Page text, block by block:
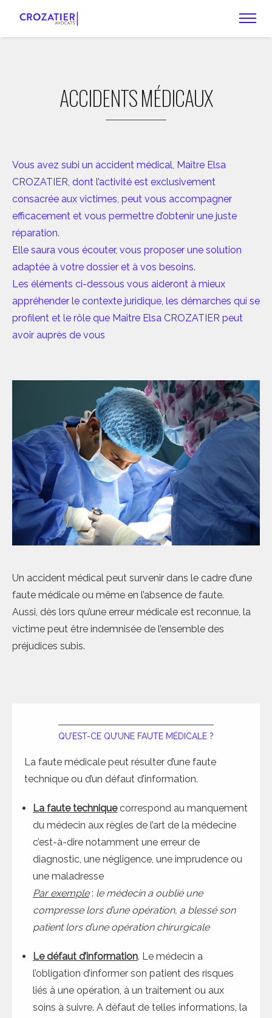
ACCIDENTS MÉDICAUX
Vous avez subi un accident médical, Maître Elsa
CROZATIER, dont l’activité est exclusivement
consacrée aux victimes, peut vous accompagner
efficacement et vous permettre d’obtenir une juste
réparation.
Elle saura vous écouter, vous proposer une solution
adaptée à votre dossier et à vos besoins.
Les éléments ci-dessous vous aideront à mieux
appréhender le contexte juridique, les démarches qui se
profilent et le rôle que Maître Elsa CROZATIER peut
avoir auprès de vous
Un accident médical peut survenir dans le cadre d’une
faute médicale ou même en l’absence de faute.
Aussi, dès lors qu’une erreur médicale est reconnue, la
victime peut être indemnisée de l’ensemble des
préjudices subis.
QU’EST-CE QU’UNE FAUTE MÉDICALE ?
La faute médicale peut résulter d’une faute
technique ou d’un défaut d’information.
La faute techniquecorrespond au manquement
du médecin aux règles de l’art de la médecine
c’est-à-dire notamment une erreur de
diagnostic, une négligence, une imprudence ou
une maladresse
Par exemple: le médecin a oublié une
compresse lors d’une opération, a blessé son
patient lors d’une opération chirurgicale
Le défaut d’information. Le médecin a
l’obligation d’informer son patient des risques
liés à une opération, à un traitement ou aux
soins à suivre. A défaut de telles informations, la